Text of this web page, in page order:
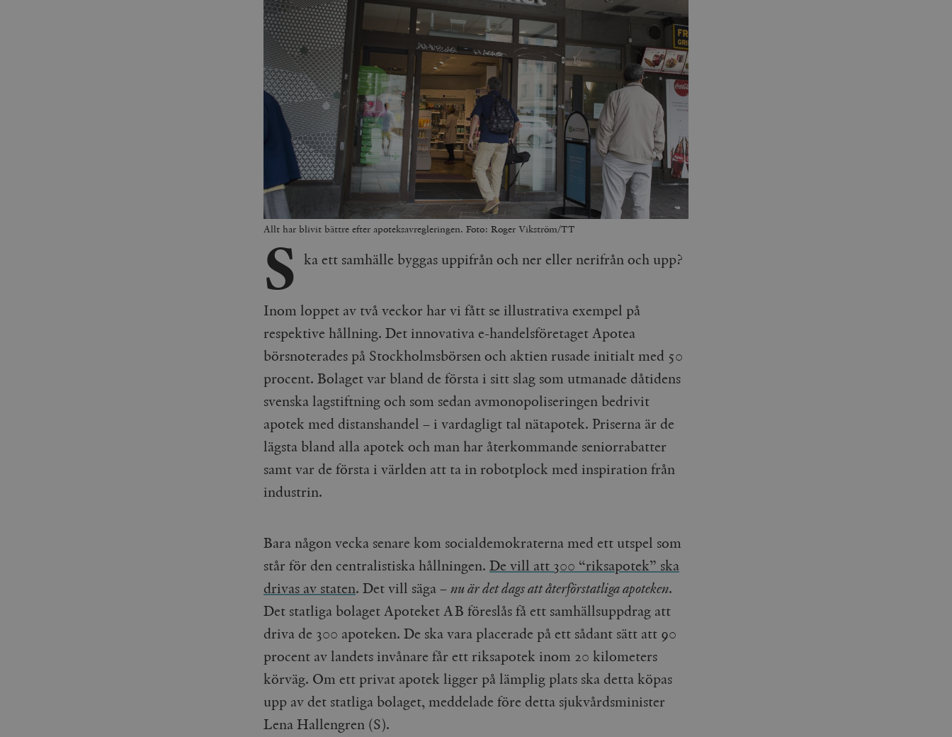
Allt har blivit bättre efter apoteksavregleringen. Foto: Roger Vikström/TT
S ka ett samhälle byggas uppifrån och ner eller nerifrån och upp?
Inom loppet av två veckor har vi fått se illustrativa exempel på
respektive hållning. Det innovativa e-handelsföretaget Apotea
börsnoterades på Stockholmsbörsen och aktien rusade initialt med 50
procent. Bolaget var bland de första i sitt slag som utmanade dåtidens
svenska lagstiftning och som sedan avmonopoliseringen bedrivit
apotek med distanshandel – i vardagligt tal nätapotek. Priserna är de
lägsta bland alla apotek och man har återkommande seniorrabatter
samt var de första i världen att ta in robotplock med inspiration från
industrin.
Bara någon vecka senare kom socialdemokraterna med ett utspel som
står för den centralistiska hållningen. De vill att 300 “riksapotek” ska
drivas av staten. Det vill säga –nu är det dags att återförstatliga apoteken.
Det statliga bolaget Apoteket AB föreslås få ett samhällsuppdrag att
driva de 300 apoteken. De ska vara placerade på ett sådant sätt att 90
procent av landets invånare får ett riksapotek inom 20 kilometers
körväg. Om ett privat apotek ligger på lämplig plats ska detta köpas
upp av det statliga bolaget, meddelade före detta sjukvårdsminister
Lena Hallengren (S).